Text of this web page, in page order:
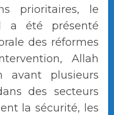
prioritaires, le
a été présenté
des réformes
Allah
avant plusieurs
des secteurs
la sécurité, les